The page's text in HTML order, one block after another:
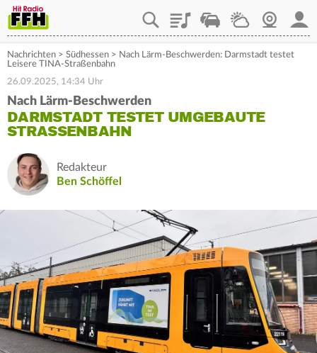
PlaylistStaupilotWetterWebcam
Nachrichten > Südhessen > Nach Lärm-Beschwerden: Darmstadt testet
Leisere TINA-Straßenbahn
26.09.2025, 14:34 Uhr
Nach Lärm-Beschwerden
DARMSTADT TESTET UMGEBAUTE
STRASSENBAHN
Redakteur
Ben Schöffel